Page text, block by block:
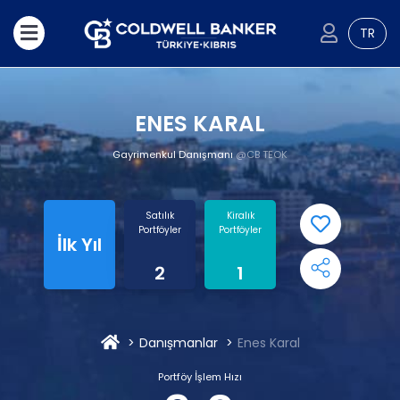
TR
ENES KARAL
Gayrimenkul Danışmanı@CB TEOK
İlk Yıl
Satılık
Portföyler
2
Kiralık
Portföyler
1
Danışmanlar Enes Karal
Portföy İşlem Hızı